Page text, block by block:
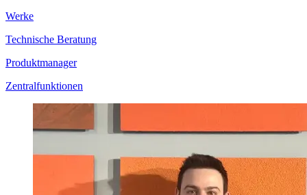
Werke
Technische Beratung
Produktmanager
Zentralfunktionen